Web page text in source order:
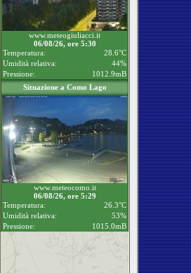
www.meteogiuliacci.it
06/08/26, ore 5:30
Temperatura:
28.6°C
Umidità relativa:
44%
Pressione:
1012.9mB
Situazione a Como Lago
www.meteocomo.it
06/08/26, ore 5:29
Temperatura:
26.3°C
Umidità relativa:
53%
Pressione:
1015.0mB